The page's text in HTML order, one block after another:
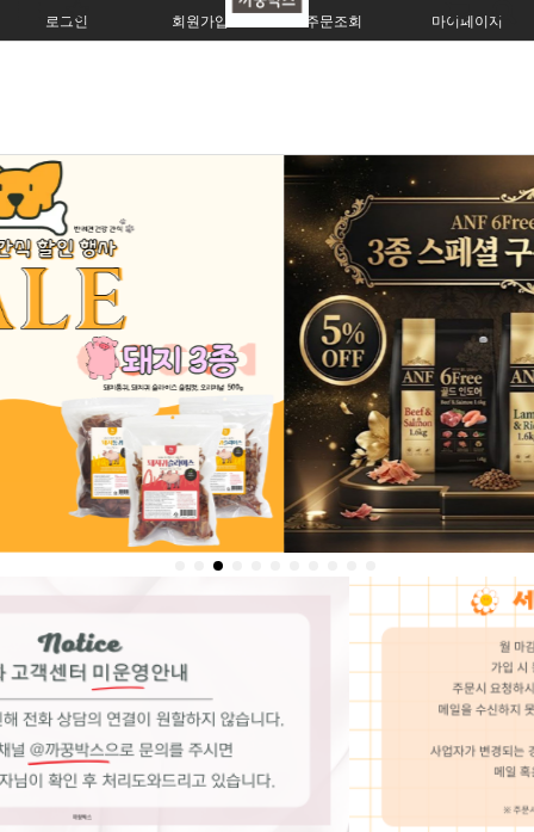
로그인 회원가입 주문조회 마이페이지